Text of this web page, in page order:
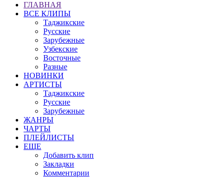
ГЛАВНАЯ
ВСЕ КЛИПЫ
Таджикские
Русские
Зарубежные
Узбекские
Восточные
Разные
НОВИНКИ
АРТИСТЫ
Таджикские
Русские
Зарубежные
ЖАНРЫ
ЧАРТЫ
ПЛЕЙЛИСТЫ
ЕЩЕ
Добавить клип
Закладки
Комментарии